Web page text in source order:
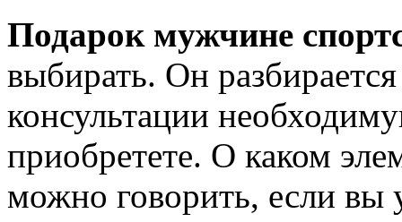
Подарок мужчине
выбирать. Он
консультации
приобретете. О каком
можно говорить, если вы